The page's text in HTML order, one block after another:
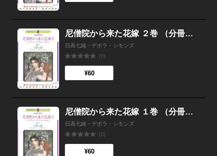
尼僧院から来た花嫁 ２巻 （分冊版）1話
日高七緒・デボラ・シモンズ
(0)
¥60
尼僧院から来た花嫁 １巻 （分冊版）12話
日高七緒・デボラ・シモンズ
(0)
¥60